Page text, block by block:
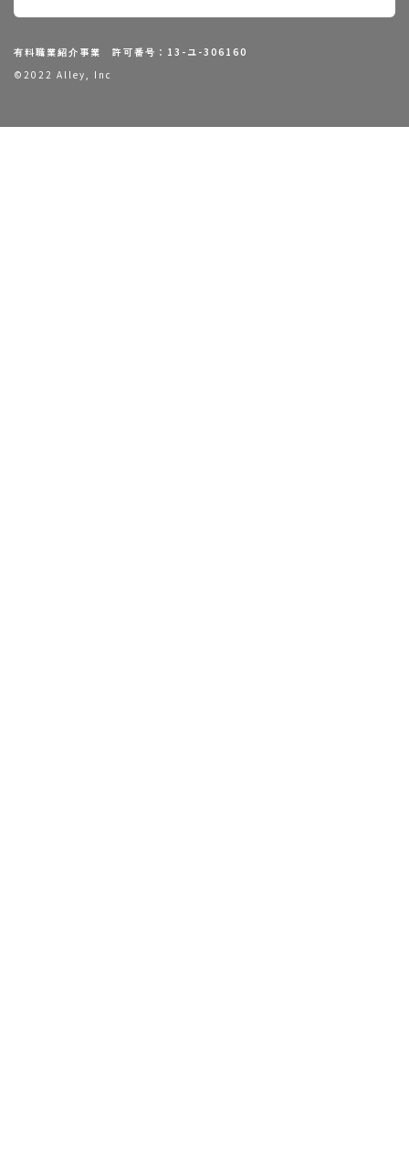
有料職業紹介事業 許可番号：13-ユ-306160
©2022 Alley, Inc